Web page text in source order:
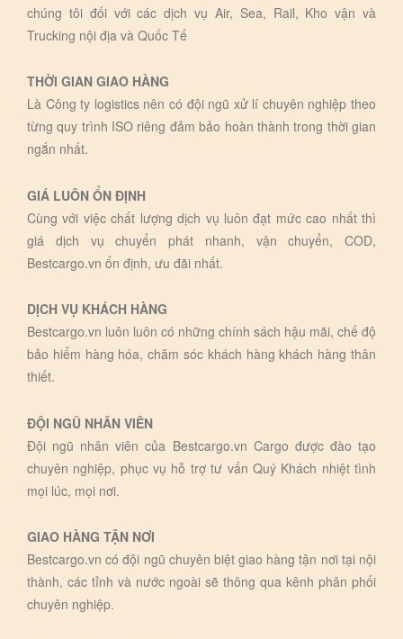
chúng tôi đối với các dịch vụ Air, Sea, Rail, Kho vận và
Trucking nội địa và Quốc Tế
THỜI GIAN GIAO HÀNG
Là Công ty logistics nên có đội ngũ xử lí chuyên nghiệp theo
từng quy trình ISO riêng đảm bảo hoàn thành trong thời gian
ngắn nhất.
GIÁ LUÔN ỔN ĐỊNH
Cùng với việc chất lượng dịch vụ luôn đạt mức cao nhất thì
giá dịch vụ chuyển phát nhanh, vận chuyển, COD,
Bestcargo.vn ổn định, ưu đãi nhất.
DỊCH VỤ KHÁCH HÀNG
Bestcargo.vn luôn luôn có những chính sách hậu mãi, chế độ
bảo hiểm hàng hóa, chăm sóc khách hàng khách hàng thân
thiết.
ĐỘI NGŨ NHÂN VIÊN
Đội ngũ nhân viên của Bestcargo.vn Cargo được đào tạo
chuyên nghiệp, phục vụ hỗ trợ tư vấn Quý Khách nhiệt tình
mọi lúc, mọi nơi.
GIAO HÀNG TẬN NƠI
Bestcargo.vn có đội ngũ chuyên biệt giao hàng tận nơi tại nội
thành, các tỉnh và nước ngoài sẽ thông qua kênh phân phối
chuyên nghiệp.